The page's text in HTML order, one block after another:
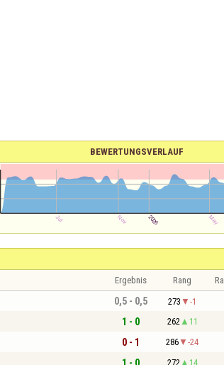
BEWERTUNGSVERLAUF
Ergebnis Rang
0,5 - 0,5 273 -1
1 - 0 262 11
0 - 1 286 -24
1 - 0 272 14